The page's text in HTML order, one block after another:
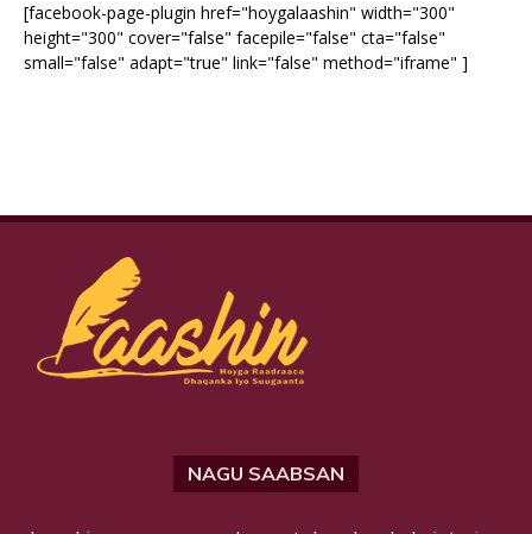
[facebook-page-plugin href="hoygalaashin" width="300"
height="300" cover="false" facepile="false" cta="false"
small="false" adapt="true" link="false" method="iframe" ]
NAGU SAABSAN